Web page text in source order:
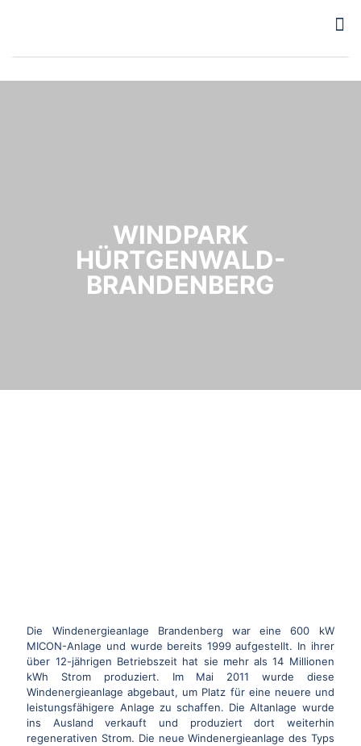
WINDPARK
HÜRTGENWALD-
BRANDENBERG
Die Windenergieanlage Brandenberg war eine 600 kW
MICON-Anlage und wurde bereits 1999 aufgestellt. In ihrer
über 12-jährigen Betriebszeit hat sie mehr als 14 Millionen
kWh Strom produziert. Im Mai 2011 wurde diese
Windenergieanlage abgebaut, um Platz für eine neuere und
leistungsfähigere Anlage zu schaffen. Die Altanlage wurde
ins Ausland verkauft und produziert dort weiterhin
regenerativen Strom. Die neue Windenergieanlage des Typs